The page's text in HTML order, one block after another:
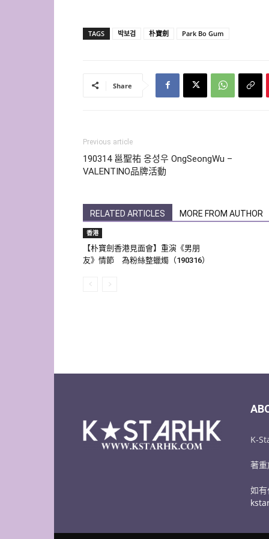
TAGS 박보검 朴寶劍 Park Bo Gum
Share
Previous article
190314 邕聖祐 옹성우 OngSeongWu –
VALENTINO品牌活動
RELATED ARTICLES MORE FROM AUTHOR
香港
【朴寶劍香港見面會】重演《男朋
友》情節 為粉絲整蠟燭（190316）
K-
著
如